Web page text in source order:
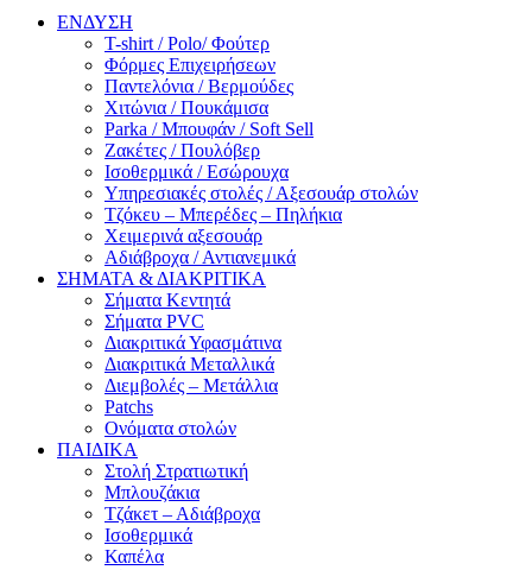
ΕΝΔΥΣΗ
T-shirt / Polo/ Φούτερ
Φόρμες Επιχειρήσεων
Παντελόνια / Βερμούδες
Χιτώνια / Πουκάμισα
Parka / Μπουφάν / Soft Sell
Ζακέτες / Πουλόβερ
Ισοθερμικά / Εσώρουχα
Υπηρεσιακές στολές / Αξεσουάρ στολών
Τζόκευ – Μπερέδες – Πηλήκια
Χειμερινά αξεσουάρ
Αδιάβροχα / Αντιανεμικά
ΣΗΜΑΤΑ & ΔΙΑΚΡΙΤΙΚΑ
Σήματα Κεντητά
Σήματα PVC
Διακριτικά Υφασμάτινα
Διακριτικά Μεταλλικά
Διεμβολές – Μετάλλια
Patchs
Ονόματα στολών
ΠΑΙΔΙΚΑ
Στολή Στρατιωτική
Μπλουζάκια
Τζάκετ – Αδιάβροχα
Ισοθερμικά
Καπέλα